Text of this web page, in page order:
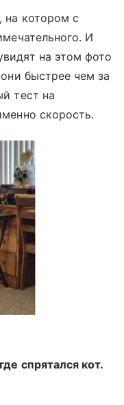
на котором с
И
на этом фото
быстрее чем за
тест на
скорость.
спрятался кот.